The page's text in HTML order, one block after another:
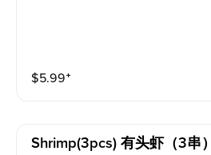
$5.99⁺
Shrimp(3pcs) 有头虾（3串）